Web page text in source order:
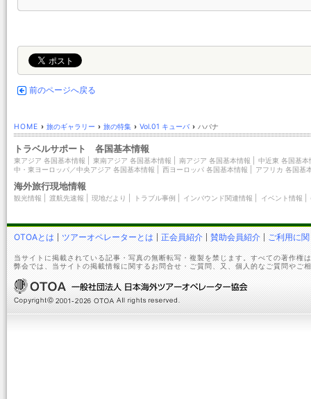
前のページへ戻る
HOME › 旅のギャラリー › 旅の特集 › Vol.01 キューバ › ハバナ
トラベルサポート 各国基本情報
東アジア 各国基本情報 東南アジア 各国基本情報 南アジア 各国基本情報
中近東 各国基本
中・東ヨーロッパ／中央アジア 各国基本情報
西ヨーロッパ 各国基本情報 アフリカ 各国基
海外旅行現地情報
観光情報 渡航先速報 現地だより トラブル事例 インバウンド関連情報 イベント情報
OTOAとは ツアーオペレーターとは 正会員紹介 賛助会員紹介 ご利用に
当サイトに掲載されている記事・写真の無断転写・複製を禁じます。すべての著作権
弊会では、当サイトの掲載情報に関するお問合せ・ご質問、又、個人的なご質問やご